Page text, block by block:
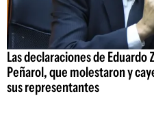
Las declaraciones de
Peñarol, que molestaron y
sus representantes